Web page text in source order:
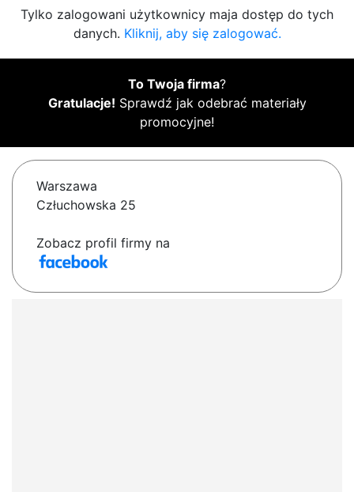
Tylko zalogowani użytkownicy maja dostęp do tych
danych. Kliknij, aby się zalogować.
To Twoja firma?
Gratulacje! Sprawdź jak odebrać materiały
promocyjne!
Warszawa
Człuchowska 25
Zobacz profil firmy na